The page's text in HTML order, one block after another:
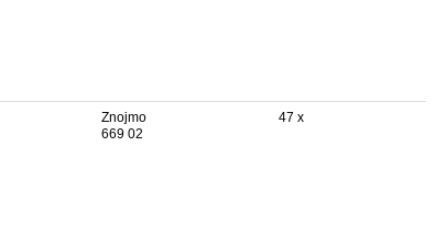
Znojmo
669 02
47 x